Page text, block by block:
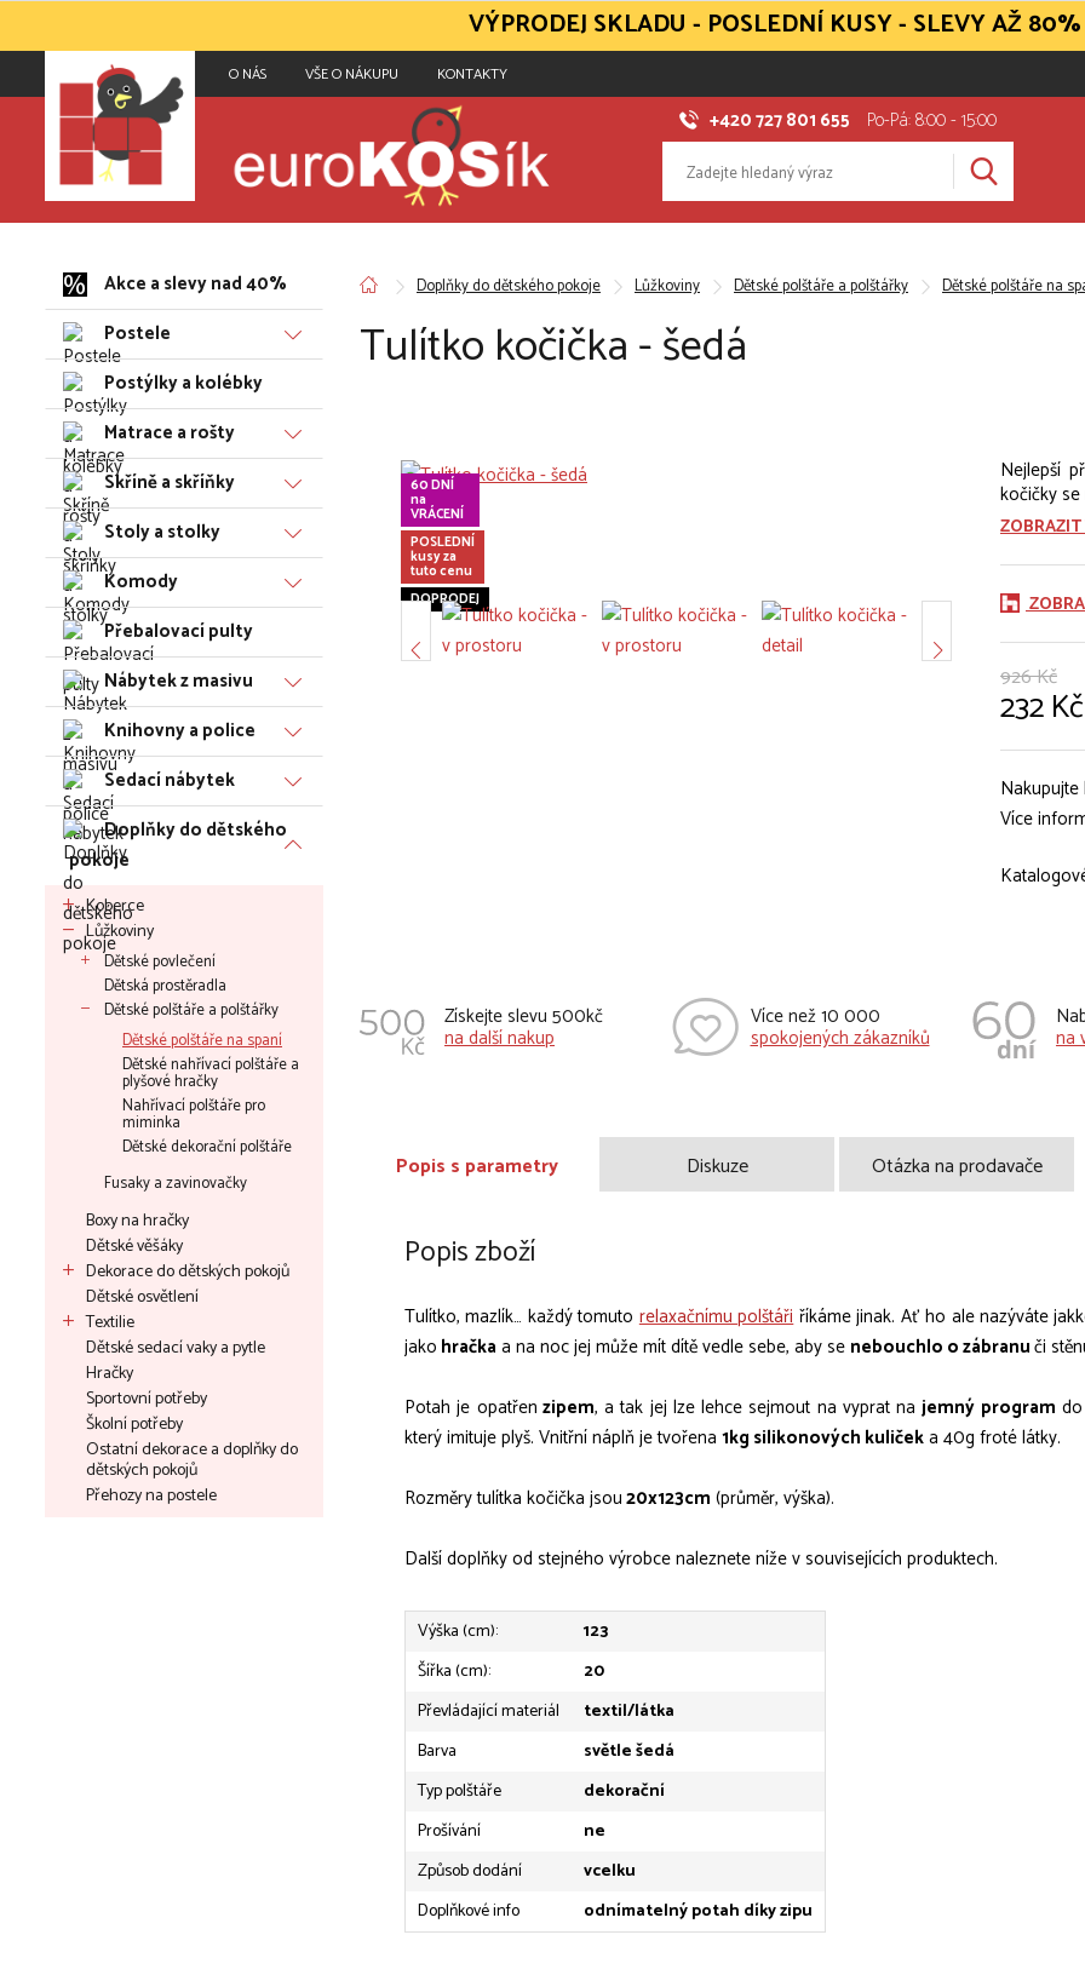
O NÁS VŠE O NÁKUPU KONTAKTY
+420 727 801 655 Po-Pá: 8:00 - 15:00
Akce a slevy nad 40%
Postele
Postýlky a kolébky
Matrace a rošty
Skříně a skříňky
Stoly a stolky
Komody
Přebalovací pulty
Nábytek z masivu
Knihovny a police
Sedací nábytek
Doplňky do dětského
pokoje
Koberce
Lůžkoviny
Dětské povlečení
Dětská prostěradla
Dětské polštáře a polštářky
Dětské polštáře na spaní
Dětské nahřívací polštáře a
plyšové hračky
Nahřívací polštáře pro
miminka
Dětské dekorační polštáře
Fusaky a zavinovačky
Boxy na hračky
Dětské věšáky
Dekorace do dětských pokojů
Dětské osvětlení
Textilie
Dětské sedací vaky a pytle
Hračky
Sportovní potřeby
Školní potřeby
Ostatní dekorace a doplňky do
dětských pokojů
Přehozy na postele
Doplňky do dětského pokoje Lůžkoviny Dětské polštáře a polštářky Dětské polštáře na
Tulítko kočička - šedá
60 DNÍ
na
VRÁCENÍ
POSLEDNÍ
kusy za
tuto cenu
DOPRODEJ
Nejlepší
kočičky
ZOBRAZIT
926 Kč
232 Kč
Více
Získejte slevu 500kč
na další nakup
Více než 10 000
spokojených zákazníků na
Popis s parametry Diskuze Otázka na prodavače
Popis zboží
Tulítko, mazlík… každý tomutorelaxačnímu polštářiříkáme jinak. Ať ho ale nazýváte
jako hračka a na noc jej může mít dítě vedle sebe, aby se nebouchlo o zábranuči
Potah je opatřen zipem, a tak jej lze lehce sejmout na vyprat najemný program
který imituje plyš. Vnitřní náplň je tvořena 1kg silikonových kuličeka 40g froté látky.
Rozměry tulítka kočička jsou20x123cm (průměr, výška).
Další doplňky od stejného výrobce naleznete níže v souvisejících produktech.
Výška (cm):
123
Šířka (cm):
20
Převládající materiál
textil/látka
Barva
světle šedá
Typ polštáře
dekorační
Prošívání
ne
Způsob dodání
vcelku
Doplňkové info
odnímatelný potah díky zipu
VÝPRODEJ SKLADU - POSLEDNÍ KUSY - SLEVY AŽ